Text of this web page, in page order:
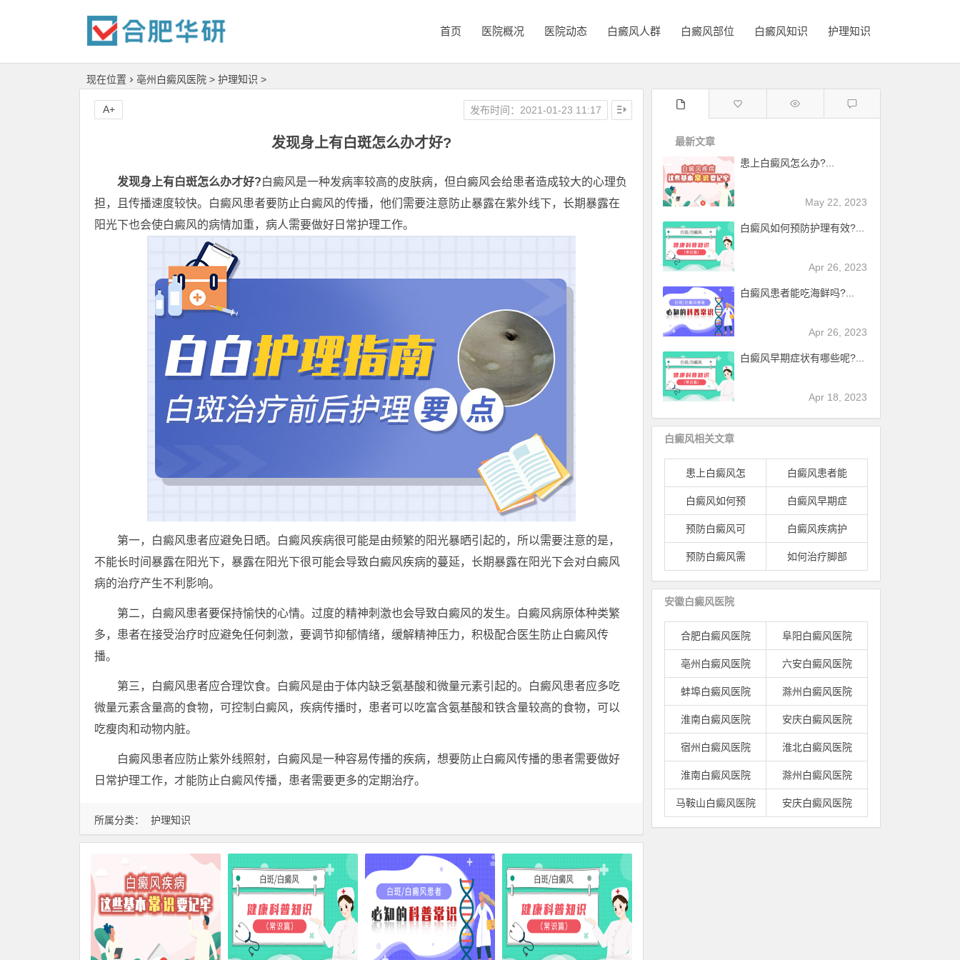
首页 医院概况 医院动态 白癜风人群 白癜风部位 白癜风知识 护理知识
现在位置 亳州白癜风医院 > 护理知识 >
发现身上有白斑怎么办才好?
发布时间：2021-01-23 11:17
A+
所属分类： 护理知识
发现身上有白斑怎么办才好?白癜风是一种发病率较高的皮肤病，但白癜风会给患者造成较大的心理负
担，且传播速度较快。白癜风患者要防止白癜风的传播，他们需要注意防止暴露在紫外线下，长期暴露在
阳光下也会使白癜风的病情加重，病人需要做好日常护理工作。
第一，白癜风患者应避免日晒。白癜风疾病很可能是由频繁的阳光暴晒引起的，所以需要注意的是，
不能长时间暴露在阳光下，暴露在阳光下很可能会导致白癜风疾病的蔓延，长期暴露在阳光下会对白癜风
病的治疗产生不利影响。
第二，白癜风患者要保持愉快的心情。过度的精神刺激也会导致白癜风的发生。白癜风病原体种类繁
多，患者在接受治疗时应避免任何刺激，要调节抑郁情绪，缓解精神压力，积极配合医生防止白癜风传
播。
第三，白癜风患者应合理饮食。白癜风是由于体内缺乏氨基酸和微量元素引起的。白癜风患者应多吃
微量元素含量高的食物，可控制白癜风，疾病传播时，患者可以吃富含氨基酸和铁含量较高的食物，可以
吃瘦肉和动物内脏。
白癜风患者应防止紫外线照射，白癜风是一种容易传播的疾病，想要防止白癜风传播的患者需要做好
日常护理工作，才能防止白癜风传播，患者需要更多的定期治疗。
最新文章
患上白癜风怎么办?...
May 22, 2023
白癜风如何预防护理有效?...
Apr 26, 2023
白癜风患者能吃海鲜吗?...
Apr 26, 2023
白癜风早期症状有哪些呢?...
Apr 18, 2023
白癜风相关文章
患上白癜风怎 白癜风患者能
白癜风如何预 白癜风早期症
预防白癜风可 白癜风疾病护
预防白癜风需 如何治疗脚部
安徽白癜风医院
合肥白癜风医院 阜阳白癜风医院
亳州白癜风医院 六安白癜风医院
蚌埠白癜风医院 滁州白癜风医院
淮南白癜风医院 安庆白癜风医院
宿州白癜风医院 淮北白癜风医院
淮南白癜风医院 滁州白癜风医院
马鞍山白癜风医院 安庆白癜风医院